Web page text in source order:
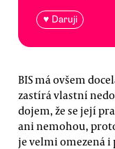
♥ Daruji
BIS má ovšem
zastírá vlastní
dojem, že se její
ani nemohou,
je velmi omezená i